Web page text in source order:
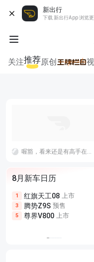
新出行
下载 新出行App 浏览
关注推荐原创
喔豁，看来还是有高手在民间的，这个隐藏可以给到满分，不过听说线还是要走到手扶箱插usb，太难了太难了
8月新车日历
1 红旗天工08 上市
3 腾势Z9S 预售
5 尊界V800 上市